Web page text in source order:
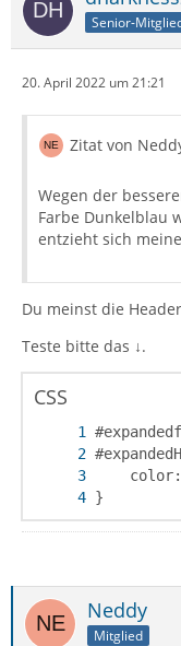
Senior-
20. April 2022 um 21:21
Zitat von
Wegen der
Farbe Dunkelblau
entzieht sich
Du meinst die
Teste bitte das ↓.
CSS
}
Neddy
Mitglied